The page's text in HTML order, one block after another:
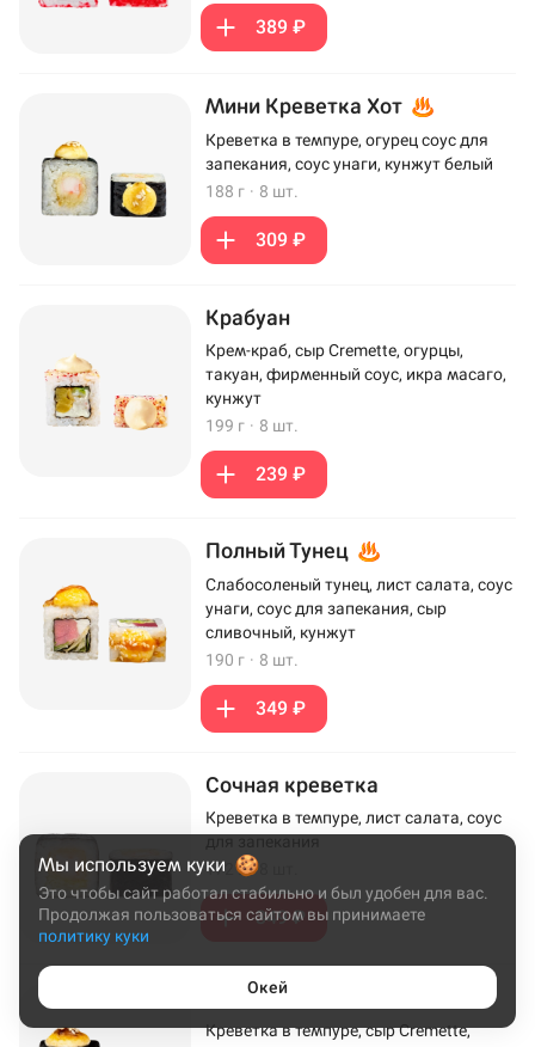
389 ₽
Мини Креветка Хот
Креветка в темпуре, огурец соус для
запекания, соус унаги, кунжут белый
188 г · 8 шт.
309 ₽
Крабуан
Крем-краб, сыр Cremette, огурцы,
такуан, фирменный соус, икра масаго,
кунжут
199 г · 8 шт.
239 ₽
Полный Тунец
Слабосоленый тунец, лист салата, соус
унаги, соус для запекания, сыр
сливочный, кунжут
190 г · 8 шт.
349 ₽
Сочная креветка
Креветка в темпуре, лист салата, соус
172 г ·
349 ₽
Эби Хот
Креветка в темпуре, сыр Cremette,
Мы используем куки
Это чтобы сайт работал стабильно и был удобен для вас.
Продолжая пользоваться сайтом вы принимаете
политику куки
Окей